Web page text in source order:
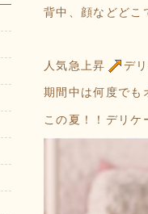
背中、顔などどこ
人気急上昇
デ
期間中は何度でも
この夏！！デリ